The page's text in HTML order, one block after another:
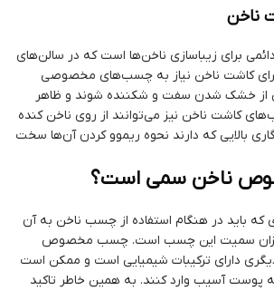
ناخن
برای زیباسازی ناخن‌ها است که در سالن‌های
برای کاشت ناخن نیاز به چسب‌های مخصوصی
از خشک شدن سفت و شکننده شوند و ظاهر
کاشت ناخن نیز می‌توانند از روی ناخن کنده
بالایی که دارند نحوه ریموو کردن آن‌ها سخت
ناخن سمی است؟
که باید در هنگام استفاده از چسب ناخن به آن
میزان سمیت این چسب است. چسب مخصوص
دارای ترکیبات شیمیایی است و ممکن است
پوست آسیب وارد کنند. به همین خاطر تاکید